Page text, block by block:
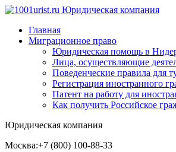
Главная
Миграционное право
Юридическая помощь в
Лица, осуществляющие
Поведенческие правила для
Регистрация иностранного
Патент на работу для
Как получить Российское
Юридическая компания
Москва:+7 (800) 100-88-33